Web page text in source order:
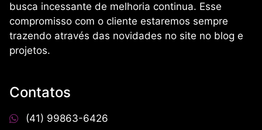
busca incessante de melhoria continua. Esse
compromisso com o cliente estaremos sempre
trazendo através das novidades no site no blog e
projetos.
Contatos
(41) 99863-6426